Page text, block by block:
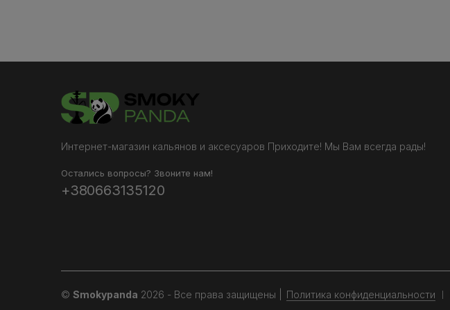
Интернет-магазин кальянов и аксесуаров Приходите! Мы Вам всегда рады!
Остались вопросы? Звоните нам!
+380663135120
© Smokypanda 2026 - Все права защищены Политика конфиденциальности